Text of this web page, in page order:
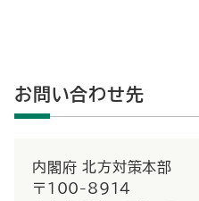
お問い合わせ先
内閣府 北方対策本部
〒100-8914